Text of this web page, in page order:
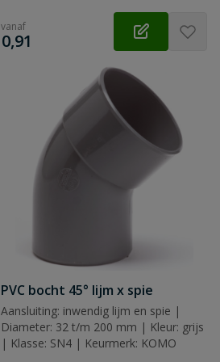
vanaf
€
0,91
PVC bocht 45° lijm x spie
Aansluiting: inwendig lijm en spie |
Diameter: 32 t/m 200 mm | Kleur: grijs
| Klasse: SN4 | Keurmerk: KOMO